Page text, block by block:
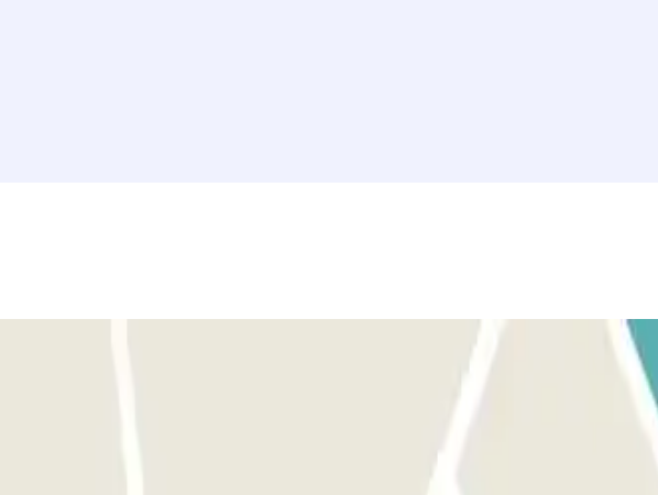
du personnel. POUR SORTIR : Suivez les instructions du personnel. SI
comme pour sortir."